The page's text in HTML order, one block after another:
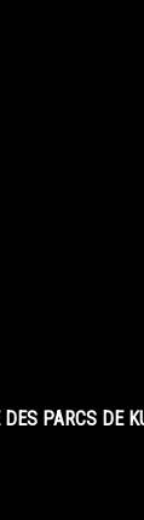
DES PARCS DE